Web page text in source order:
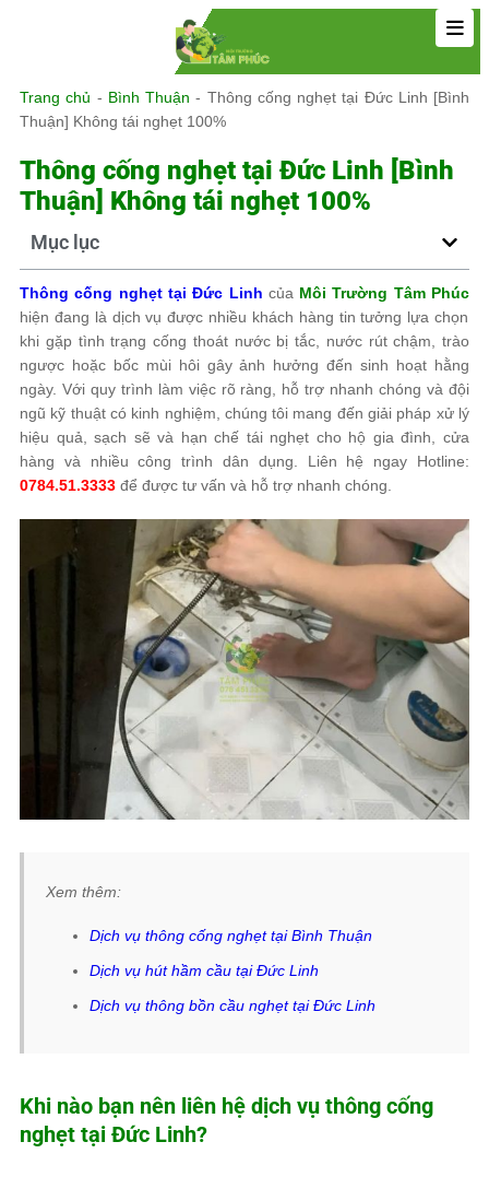
Trang chủ - Bình Thuận - Thông cống nghẹt tại Đức Linh [Bình
Thuận] Không tái nghẹt 100%
Thông cống nghẹt tại Đức Linh [Bình
Thuận] Không tái nghẹt 100%
Mục lục
Thông cống nghẹt tại Đức Linh của Môi Trường Tâm Phúc
hiện đang là dịch vụ được nhiều khách hàng tin tưởng lựa chọn
khi gặp tình trạng cống thoát nước bị tắc, nước rút chậm, trào
ngược hoặc bốc mùi hôi gây ảnh hưởng đến sinh hoạt hằng
ngày. Với quy trình làm việc rõ ràng, hỗ trợ nhanh chóng và đội
ngũ kỹ thuật có kinh nghiệm, chúng tôi mang đến giải pháp xử lý
hiệu quả, sạch sẽ và hạn chế tái nghẹt cho hộ gia đình, cửa
hàng và nhiều công trình dân dụng. Liên hệ ngay Hotline:
0784.51.3333 để được tư vấn và hỗ trợ nhanh chóng.
Xem thêm:
Dịch vụ thông cống nghẹt tại Bình Thuận
Dịch vụ hút hầm cầu tại Đức Linh
Dịch vụ thông bồn cầu nghẹt tại Đức Linh
Khi nào bạn nên liên hệ dịch vụ thông cống
nghẹt tại Đức Linh?